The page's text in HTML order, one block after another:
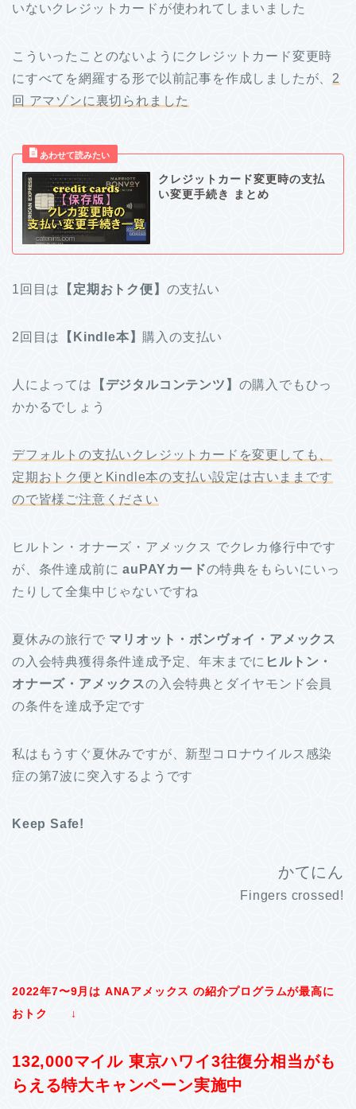
いないクレジットカードが使われてしまいました
こういったことのないようにクレジットカード変更時
にすべてを網羅する形で以前記事を作成しましたが、2
回 アマゾンに裏切られました
クレジットカード変更時の支払
い変更手続き まとめ
1回目は 【定期おトク便】 の支払い
2回目は 【Kindle本】 購入の支払い
人によっては 【デジタルコンテンツ】 の購入でもひっ
かかるでしょう
デフォルトの支払いクレジットカードを変更しても、
定期おトク便とKindle本の支払い設定は古いままです
ので皆様ご注意ください
ヒルトン・オナーズ・アメックス でクレカ修行中です
が、条件達成前にauPAYカードの特典をもらいにいっ
たりして全集中じゃないですね
夏休みの旅行で マリオット・ボンヴォイ・アメックス
の入会特典獲得条件達成予定、年末までに ヒルトン・
オナーズ・アメックスの入会特典とダイヤモンド会員
の条件を達成予定です
私はもうすぐ夏休みですが、新型コロナウイルス感染
症の第7波に突入するようです
Keep Safe!
かてにん
Fingers crossed!
2022年7〜9月は ANAアメックス の紹介プログラムが最高に
おトク
↓
132,000マイル 東京ハワイ3往復分相当がも
らえる特大キャンペーン実施中